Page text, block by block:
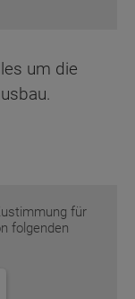
um die
für
folgenden